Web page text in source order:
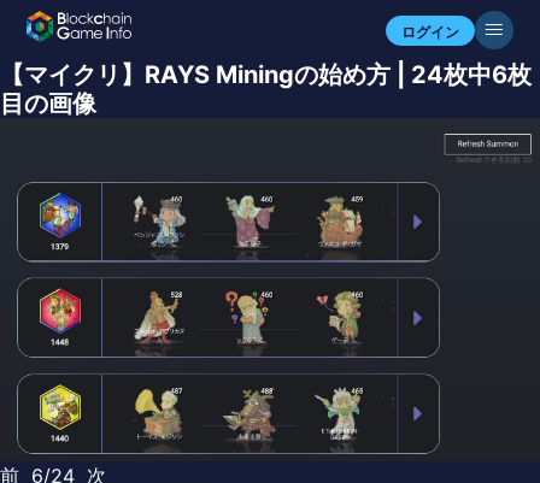
ログイン
【マイクリ】RAYS Miningの始め方 | 24枚中6枚
目の画像
前 6/24 次